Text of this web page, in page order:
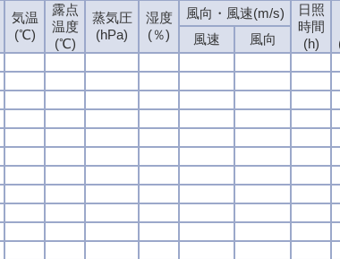
気温
(℃)
露点
温度
(℃)
蒸気圧
(hPa)
湿度
(％)
風向・風速(m/s)
日照
時間
(h)
風速 風向